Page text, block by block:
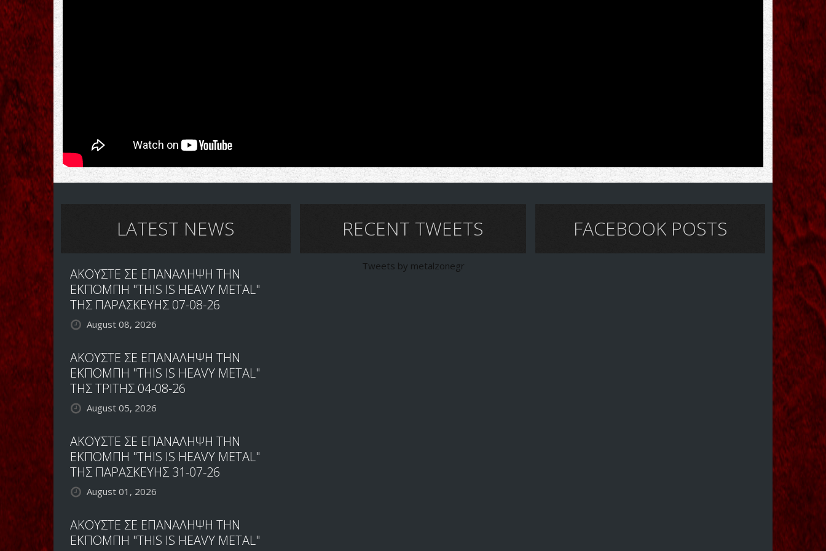
LATEST NEWS
ΑΚΟΥΣΤΕ ΣΕ ΕΠΑΝΑΛΗΨΗ ΤΗΝ
ΕΚΠΟΜΠΗ "THIS IS HEAVY METAL"
ΤΗΣ ΠΑΡΑΣΚΕΥΗΣ 07-08-26
August 08, 2026
ΑΚΟΥΣΤΕ ΣΕ ΕΠΑΝΑΛΗΨΗ ΤΗΝ
ΕΚΠΟΜΠΗ "THIS IS HEAVY METAL"
ΤΗΣ ΤΡΙΤΗΣ 04-08-26
August 05, 2026
ΑΚΟΥΣΤΕ ΣΕ ΕΠΑΝΑΛΗΨΗ ΤΗΝ
ΕΚΠΟΜΠΗ "THIS IS HEAVY METAL"
ΤΗΣ ΠΑΡΑΣΚΕΥΗΣ 31-07-26
August 01, 2026
ΑΚΟΥΣΤΕ ΣΕ ΕΠΑΝΑΛΗΨΗ ΤΗΝ
ΕΚΠΟΜΠΗ "THIS IS HEAVY METAL"
RECENT TWEETS
Tweets by metalzonegr
FACEBOOK POSTS